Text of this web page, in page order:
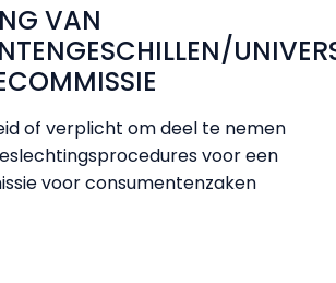
VAN
of verplicht om deel te nemen
voor een
voor consumentenzaken